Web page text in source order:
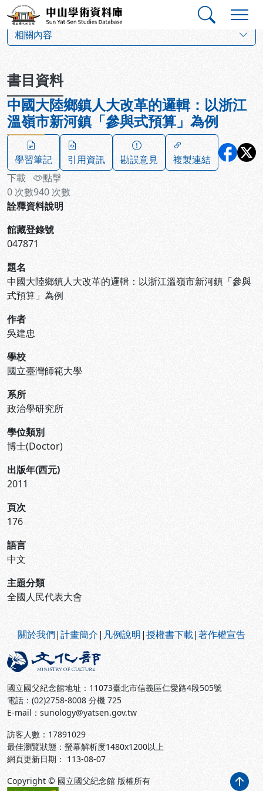
跳到主要內容
中山學術資料庫
相關內容
書目資料
中國大陸鄉鎮人大改革的邏輯：以浙江
溫嶺市新河鎮「參與式預算」為例
學習筆記 引用資訊 勘誤意見
複製連結
下載
0 次數
點擊
940 次數
詮釋資料說明
館藏登錄號
047871
題名
中國大陸鄉鎮人大改革的邏輯：以浙江溫嶺市新河鎮「參與
式預算」為例
作者
吳建忠
學校
國立臺灣師範大學
系所
政治學研究所
學位類別
博士(Doctor)
出版年(西元)
2011
頁次
176
語言
中文
主題分類
全國人民代表大會
關於我們|計畫簡介| 凡例說明|授權書下載|著作權宣告
國立國父紀念館地址：11073臺北市信義區仁愛路4段505號
電話：(02)2758-8008 分機 725
E-mail：sunology@yatsen.gov.tw
訪客人數： 17891029
最佳瀏覽狀態：螢幕解析度1480x1200以上
網頁更新日期： 113-08-07
Copyright © 國立國父紀念館 版權所有